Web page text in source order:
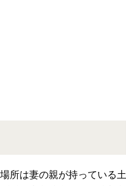
所は妻の親が持っている土